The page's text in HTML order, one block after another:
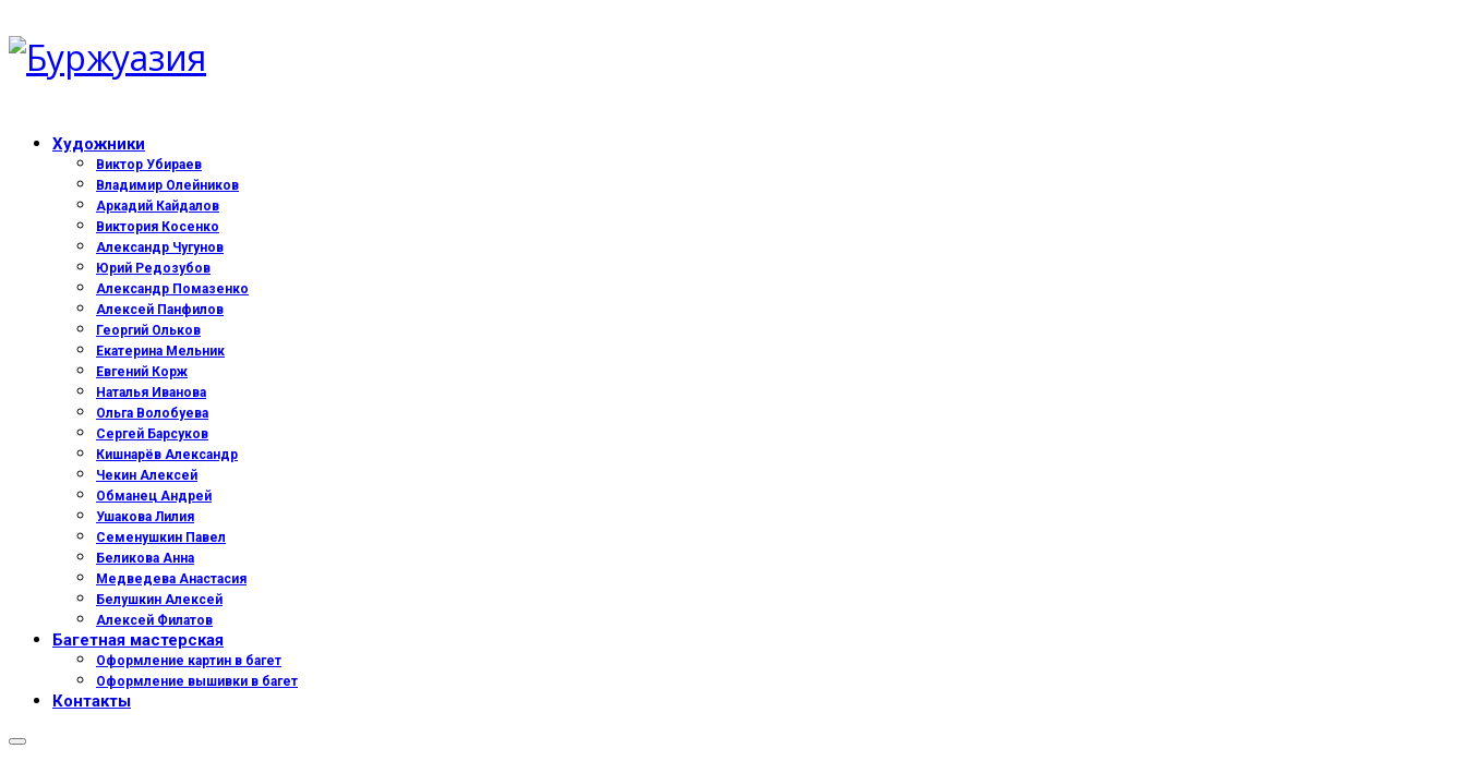
Художники
Виктор Убираев
Владимир Олейников
Аркадий Кайдалов
Виктория Косенко
Александр Чугунов
Юрий Редозубов
Александр Помазенко
Алексей Панфилов
Георгий Ольков
Екатерина Мельник
Евгений Корж
Наталья Иванова
Ольга Волобуева
Сергей Барсуков
Кишнарёв Александр
Чекин Алексей
Обманец Андрей
Ушакова Лилия
Семенушкин Павел
Беликова Анна
Медведева Анастасия
Белушкин Алексей
Алексей Филатов
Багетная мастерская
Оформление картин в багет
Оформление вышивки в багет
Контакты